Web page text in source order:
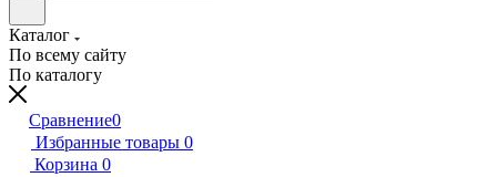
Каталог
По всему сайту
По каталогу
Сравнение0
Избранные товары 0
Корзина 0